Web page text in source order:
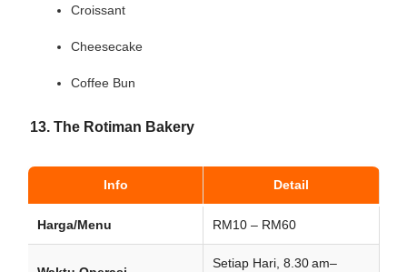
Croissant
Cheesecake
Coffee Bun
13. The Rotiman Bakery
Info Detail
Harga/Menu RM10 – RM60
Setiap Hari, 8.30 am–